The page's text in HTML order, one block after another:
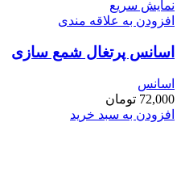
نمایش سریع
افزودن به علاقه مندی
اسانس پرتغال شمع سازی
اسانس
72,000 تومان
افزودن به سبد خرید